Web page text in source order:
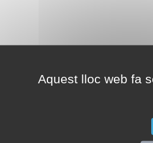
Aquest lloc web fa